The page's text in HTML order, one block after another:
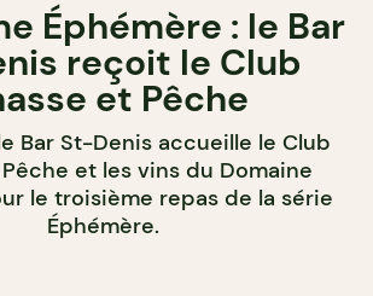
Éphémère : le Bar
reçoit le Club
et Pêche
Bar St-Denis accueille le Club
et les vins du Domaine
le troisième repas de la série
Éphémère.